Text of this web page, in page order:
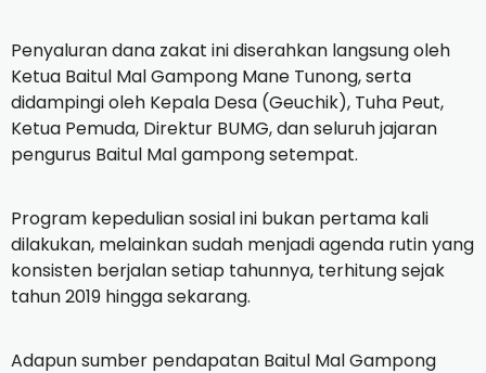
Penyaluran dana zakat ini diserahkan langsung oleh
Ketua Baitul Mal Gampong Mane Tunong, serta
didampingi oleh Kepala Desa (Geuchik), Tuha Peut,
Ketua Pemuda, Direktur BUMG, dan seluruh jajaran
pengurus Baitul Mal gampong setempat.
Program kepedulian sosial ini bukan pertama kali
dilakukan, melainkan sudah menjadi agenda rutin yang
konsisten berjalan setiap tahunnya, terhitung sejak
tahun 2019 hingga sekarang.
Adapun sumber pendapatan Baitul Mal Gampong